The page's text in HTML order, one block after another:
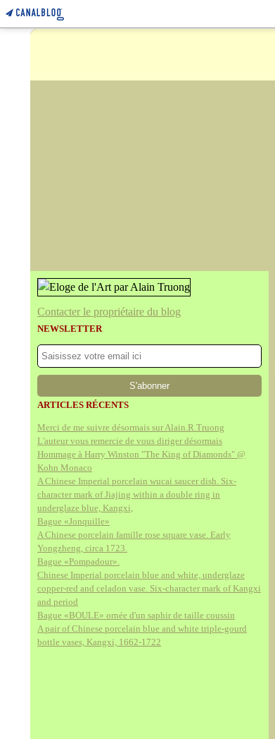
Contacter le propriétaire du blog
NEWSLETTER
ARTICLES RÉCENTS
Merci de me suivre désormais sur Alain.R.Truong
L'auteur vous remercie de vous diriger désormais
Hommage à Harry Winston "The King of Diamonds" @
Kohn Monaco
A Chinese Imperial porcelain wucai saucer dish. Six-
character mark of Jiajing within a double ring in
underglaze blue, Kangxi,
Bague «Jonquille»
A Chinese porcelain famille rose square vase. Early
Yongzheng, circa 1723.
Bague «Pompadour».
Chinese Imperial porcelain blue and white, underglaze
copper-red and celadon vase. Six-character mark of Kangxi
and period
Bague «BOULE» ornée d'un saphir de taille coussin
A pair of Chinese porcelain blue and white triple-gourd
bottle vases, Kangxi, 1662-1722